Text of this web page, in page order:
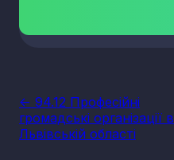
<- 94.12 Професійні
громадські організації в
Львівській області